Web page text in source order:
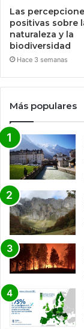
Las
positivas sobre
naturaleza y la
biodiversidad
Hace 3 semanas
Más populares